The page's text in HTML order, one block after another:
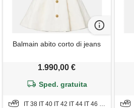
Balmain abito corto di jeans
1.990,00 €
Sped. gratuita
IT 38 IT 40 IT 42 IT 44 IT 46 IT 48 IT 50